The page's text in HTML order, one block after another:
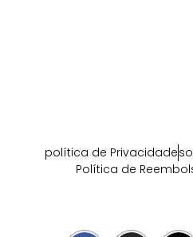
política de Privacidade
Política de